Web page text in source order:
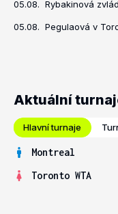
05.08. Rybakinová
05.08. Pegulaová v
Aktuální
Hlavní turnaje
Montreal
Toronto WTA